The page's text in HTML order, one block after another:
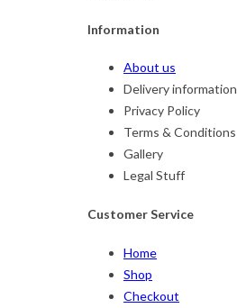
Information
About us
Delivery information
Privacy Policy
Terms & Conditions
Gallery
Legal Stuff
Customer Service
Home
Shop
Checkout